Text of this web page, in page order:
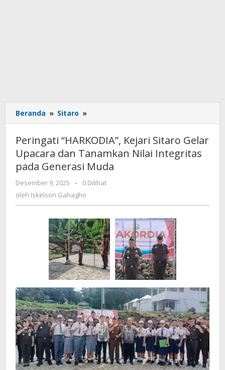
Beranda » Sitaro »
"HARKODIA",
Sitaro
Gelar
Upacara
Tanamkan
Integritas
pada
Generasi
Muda
Peringati “HARKODIA”, Kejari Sitaro Gelar
Upacara dan Tanamkan Nilai Integritas
pada Generasi Muda
Desember 9, 2025
oleh
Iskelson
Gahagho
-
0 Dilihat
oleh Iskelson Gahagho